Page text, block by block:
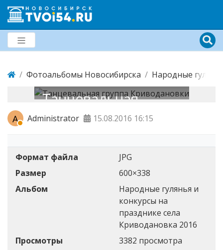
Фотоальбомы Новосибирска Народные
Танцевальная
группа
A Administrator 15.08.2016 16:15
Формат файла
JPG
Размер
600×338
Альбом
Народные гулянья и
конкурсы на
празднике села
Криводановка 2016
Просмотры
3382 просмотра